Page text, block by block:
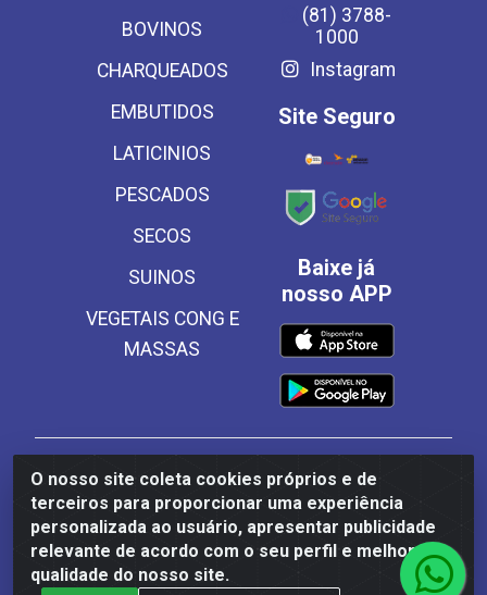
O nosso site coleta cookies próprios e de
terceiros para proporcionar uma experiência
personalizada ao usuário, apresentar publicidade
relevante de acordo com o seu perfil e melhorar a
qualidade do nosso site.
BOVINOS
CHARQUEADOS
EMBUTIDOS
LATICINIOS
PESCADOS
SECOS
SUINOS
VEGETAIS CONG E
MASSAS
(81) 3788-
1000
Instagram
Site Seguro
Baixe já
nosso APP
Frinscal - Distribuidora e Importadora de Alimentos
LTDA - Rodovia BR 101 Sul Km 187, 310 Galpão - Santa
Rosa, Palmares/PE - CEP 55540-000 - CNPJ
03.504.437/0001-50